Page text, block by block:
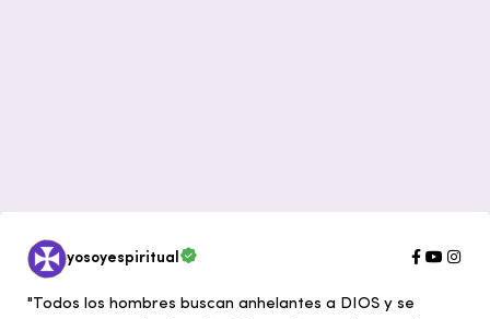
yosoyespiritual
"Todos los hombres buscan anhelantes a DIOS y se